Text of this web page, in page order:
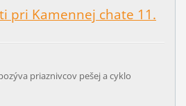
pri Kamennej chate 11.
priaznivcov pešej a cyklo